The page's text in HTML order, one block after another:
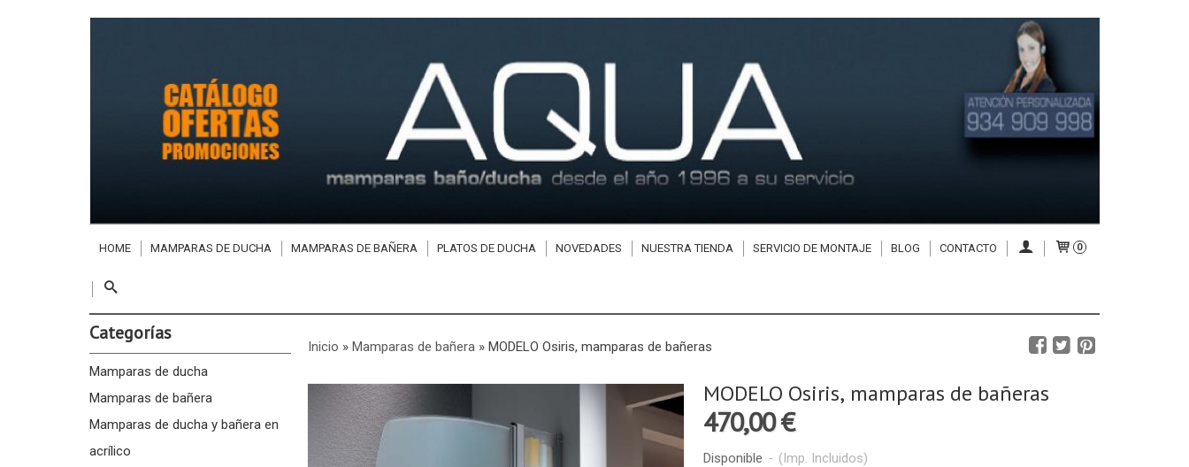
HOME MAMPARAS DE DUCHA MAMPARAS DE BAÑERA PLATOS DE DUCHA NOVEDADES NUESTRA TIENDA SERVICIO DE MONTAJE BLOG CONTACTO 0
Categorías
Mamparas de ducha
Mamparas de bañera
Mamparas de ducha y bañera en
acrílico
Inicio » Mamparas de bañera» MODELO Osiris, mamparas de bañeras
MODELO Osiris, mamparas de bañeras
470,00 €
Disponible - (Imp. Incluidos)